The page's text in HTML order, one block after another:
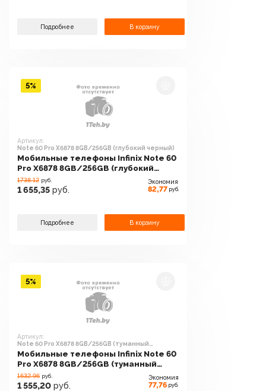
Подробнее В корзину
Артикул:
Note 60 Pro X6878 8GB/256GB (глубокий черный)
Мобильные телефоны Infinix Note 60
Pro X6878 8GB/256GB (глубокий
черный)
1738.12 руб.
1 655,35 руб.
Экономия
82,77 руб.
Подробнее В корзину
5%
Артикул:
Note 60 Pro X6878 8GB/256GB (туманный
титановый)
Мобильные телефоны Infinix Note 60
Pro X6878 8GB/256GB (туманный
титановый)
1632.96 руб.
1 555,20 руб.
Экономия
77,76 руб.
5%